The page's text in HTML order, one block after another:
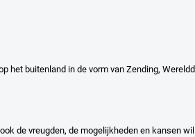
het buitenland in de vorm van Zending,
de vreugden, de mogelijkheden en kansen